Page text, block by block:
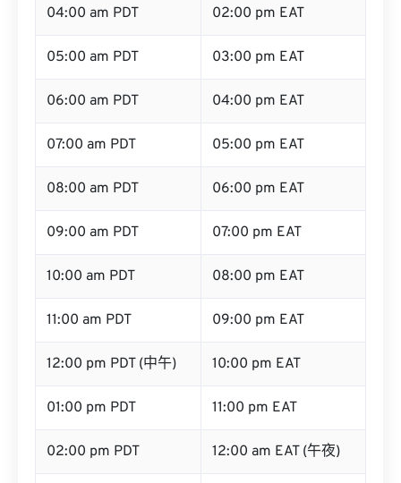
04:00 am PDT 02:00 pm EAT
05:00 am PDT 03:00 pm EAT
06:00 am PDT 04:00 pm EAT
07:00 am PDT 05:00 pm EAT
08:00 am PDT 06:00 pm EAT
09:00 am PDT 07:00 pm EAT
10:00 am PDT 08:00 pm EAT
11:00 am PDT 09:00 pm EAT
12:00 pm PDT (中午) 10:00 pm EAT
01:00 pm PDT 11:00 pm EAT
02:00 pm PDT 12:00 am EAT (午夜)